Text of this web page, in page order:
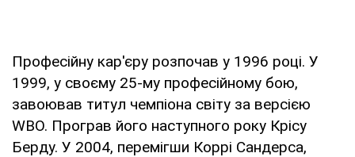
Професійну кар'єру розпочав у 1996 році. У
1999, у своєму 25-му професійному бою,
завоював титул чемпіона світу за версією
WBO. Програв його наступного року Крісу
Берду. У 2004, перемігши Коррі Сандерса,